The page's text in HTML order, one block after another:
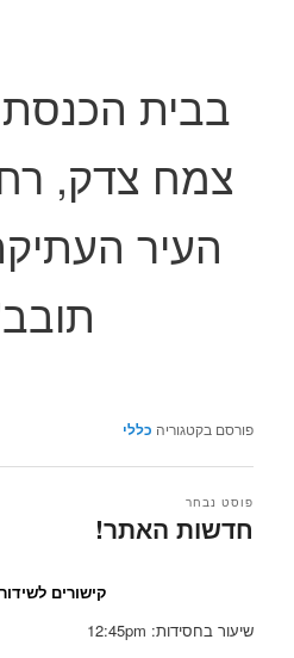
בבית
העיר
פורסם בקטגוריה כללי
חדשות האתר!
פוסט נבחר
קישורים
שיעור בחסידות: 12:45pm